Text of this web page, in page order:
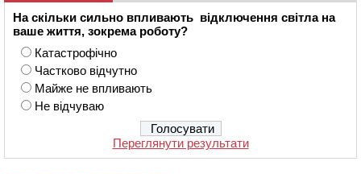
На скільки сильно впливають відключення світла на
ваше життя, зокрема роботу?
Катастрофічно
Частково відчутно
Майже не впливають
Не відчуваю
Переглянути результати